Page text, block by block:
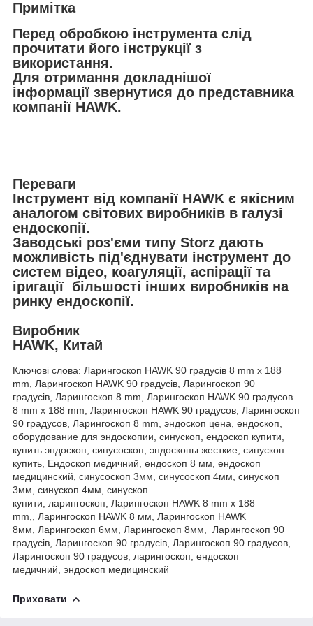
Примітка
Перед обробкою інструмента слід
прочитати його інструкції з
використання.
Для отримання докладнішої
інформації звернутися до представника
компанії HAWK.
Переваги
Інструмент від компанії HAWK є якісним
аналогом світових виробників в галузі
ендоскопії.
Заводські роз'єми типу Storz дають
можливість під'єднувати інструмент до
систем відео, коагуляції, аспірації та
іригації більшості інших виробників на
ринку ендоскопії.
Виробник
HAWK, Китай
Ключові слова: Ларингоскоп HAWK 90 градусів 8 mm x 188
mm, Ларингоскоп HAWK 90 градусів, Ларингоскоп 90
градусів, Ларингоскоп 8 mm, Ларингоскоп HAWK 90 градусов
8 mm x 188 mm, Ларингоскоп HAWK 90 градусов, Ларингоскоп
90 градусов, Ларингоскоп 8 mm, эндоскоп цена, ендоскоп,
оборудование для эндоскопии, синускоп, ендоскоп купити,
купить эндоскоп, синусоскоп, эндоскопы жесткие, синускоп
купить, Ендоскоп медичний, ендоскоп 8 мм, ендоскоп
медицинский, синусоскоп 3мм, синусоскоп 4мм, синускоп
3мм, синускоп 4мм, синускоп
купити, ларингоскоп, Ларингоскоп HAWK 8 mm x 188
mm,, Ларингоскоп HAWK 8 мм, Ларингоскоп HAWK
8мм, Ларингоскоп 6мм, Ларингоскоп 8мм, Ларингоскоп 90
градусів, Ларингоскоп 90 градусів, Ларингоскоп 90 градусов,
Ларингоскоп 90 градусов, ларингоскоп, ендоскоп
медичний, эндоскоп медицинский
Приховати